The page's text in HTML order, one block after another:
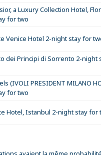
a Luxury Collection Hotel,
for two
Venice Hotel 2-night stay for
dei Principi di Sorrento 2-night
(IVOLI PRESIDENT MILANO
for two
Hotel, Istanbul 2-night stay for